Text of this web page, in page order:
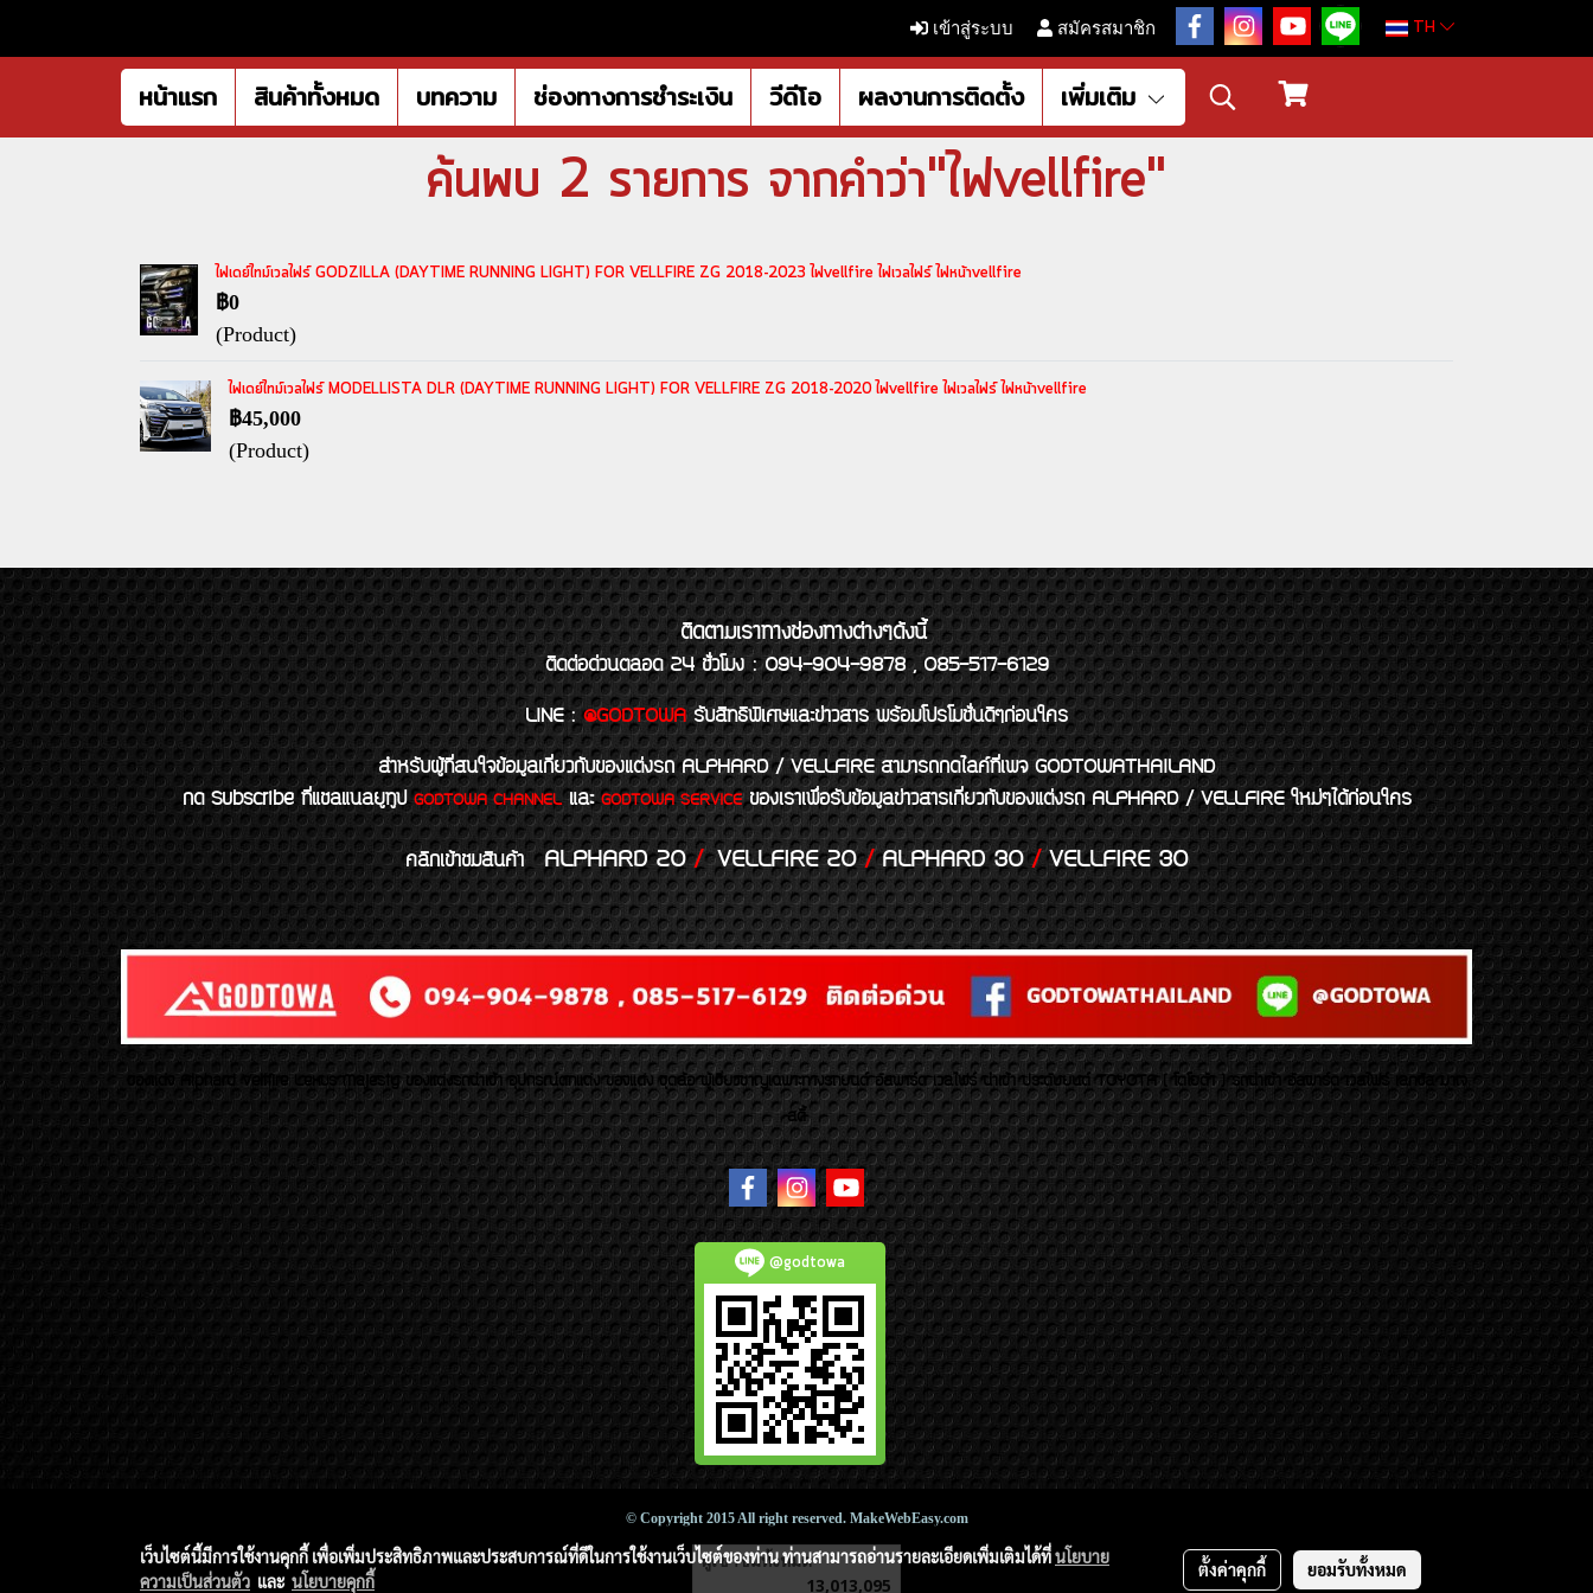
เข้าสู่ระบบ สมัครสมาชิก TH
หน้าแรก สินค้าทั้งหมด บทความ ช่องทางการชำระเงิน วีดีโอ ผลงานการติดตั้ง เพิ่มเติม
ค้นพบ 2 รายการ จากคำว่า"ไฟvellfire"
ไฟเดย์ไทม์เวลไฟร์ GODZILLA (DAYTIME RUNNING LIGHT) FOR VELLFIRE ZG 2018-2023 ไฟvellfire ไฟเวลไฟร์ ไฟหน้าvellfire
฿0
(Product)
ไฟเดย์ไทม์เวลไฟร์ MODELLISTA DLR (DAYTIME RUNNING LIGHT) FOR VELLFIRE ZG 2018-2020 ไฟvellfire ไฟเวลไฟร์ ไฟหน้าvellfire
฿45,000
(Product)
ติดตามเราทางช่องทางต่างๆดังนี้
ติดต่อด่วนตลอด 24 ชั่วโมง : 094-904-9878 , 085-517-6129
LINE : @GODTOWA รับสิทธิพิเศษและข่าวสาร พร้อมโปรโมชั่นดีๆก่อนใคร
สำหรับผู้ที่สนใจข้อมูลเกี่ยวกับของแต่งรถ ALPHARD / VELLFIRE สามารถกดไลค์ที่เพจ GODTOWATHAILAND
กด Subscribe ที่แชลแนลยูทูปGODTOWA CHANNELและGODTOWA SERVICEของเราเพื่อรับข้อมูลข่าวสารเกี่ยวกับของแต่งรถ ALPHARD / VELLFIRE ใหม่ๆได้ก่อนใคร
คลิกเข้าชมสินค้า ALPHARD 20/VELLFIRE 20/ALPHARD 30/VELLFIRE 30
ของเเต่ง Alphard Vellfire Lexus Majesty ของเเต่งรถนำเข้า อุปกรณ์ตกแต่ง ของแต่ง ชุดล้อ ผู้เชี่ยวชาญเฉพาะทางรถยนต์ อัลพาร์ด เวลไฟร์ นำเข้า ประดับยนต์ TOYOTA ( โตโยต้า ) รถนำเข้า อัลพาร์ด เวลไฟร์ เลกซัส มาเจ
สตี้
@godtowa
© Copyright 2015 All right reserved. MakeWebEasy.com
ผู้เข้าชมวันนี้ 2,174
เว็บไซต์นี้มีการใช้งานคุกกี้ เพื่อเพิ่มประสิทธิภาพและประสบการณ์ที่ดีในการใช้งานเว็บไซต์ของท่าน ท่านสามารถอ่านรายละเอียดเพิ่มเติมได้ที่นโยบาย
ความเป็นส่วนตัว และ นโยบายคุกกี้
ตั้งค่าคุกกี้ ยอมรับทั้งหมด